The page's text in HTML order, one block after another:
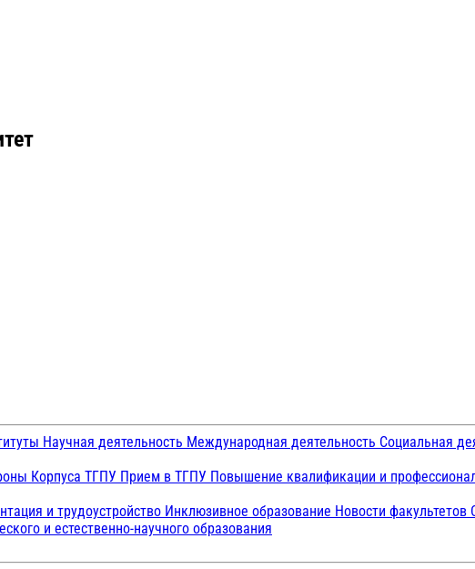
Научная деятельность Международная деятельность Социальная
Корпуса ТГПУ Прием в ТГПУ Повышение квалификации и
и трудоустройство Инклюзивное образование Новости факультетов
и естественно-научного образования